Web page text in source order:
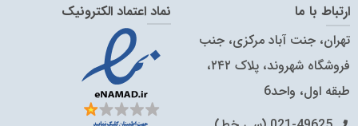
ارتباط با ما
تهران، جنت آباد مرکزی، جنب
فروشگاه شهروند، پلاک ۲۴۲،
طبقه اول، واحد6
نماد اعتماد الکترونیک